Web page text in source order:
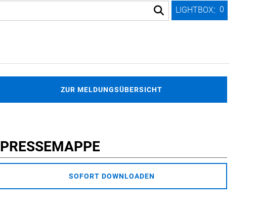
LIGHTBOX: 0
ZUR MELDUNGSÜBERSICHT
PRESSEMAPPE
SOFORT DOWNLOADEN